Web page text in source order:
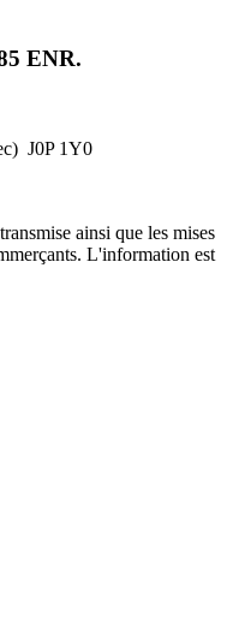
ENR.
J0P 1Y0
ainsi que les mises
L'information est